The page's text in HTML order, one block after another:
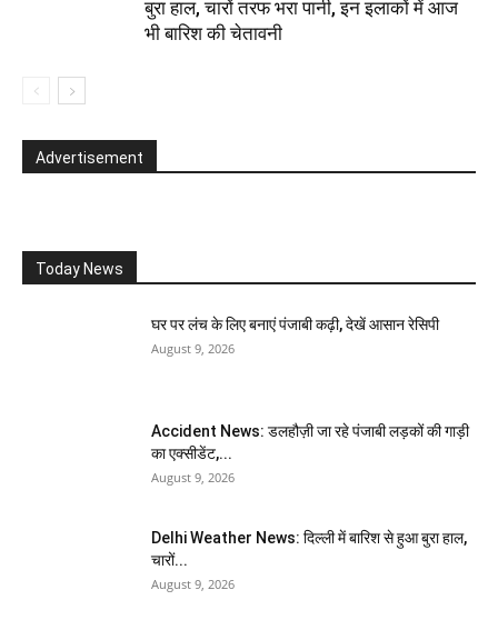
बुरा हाल, चारों तरफ भरा पानी, इन इलाकों में आज
भी बारिश की चेतावनी
Advertisement
Today News
घर पर लंच के लिए बनाएं पंजाबी कढ़ी, देखें आसान रेसिपी
August 9, 2026
Accident News: डलहौज़ी जा रहे पंजाबी लड़कों की गाड़ी
का एक्सीडेंट,...
August 9, 2026
Delhi Weather News: दिल्ली में बारिश से हुआ बुरा हाल,
चारों...
August 9, 2026